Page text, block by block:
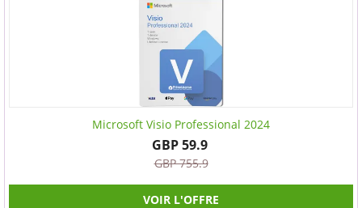
Microsoft Visio Professional 2024
GBP 59.9
GBP 755.9
VOIR L'OFFRE